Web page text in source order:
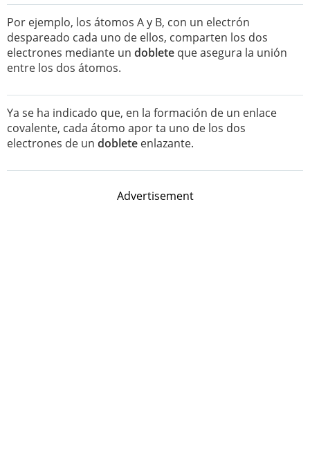
Por ejemplo, los átomos A y B, con un electrón
despareado cada uno de ellos, comparten los dos
electrones mediante un doblete que asegura la unión
entre los dos átomos.
Ya se ha indicado que, en la formación de un enlace
covalente, cada átomo apor ta uno de los dos
electrones de un doblete enlazante.
Advertisement